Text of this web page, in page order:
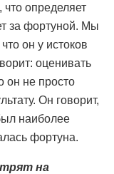
определяет
за фортуной. Мы
он у истоков
оценивать
он не просто
Он говорит,
наиболее
фортуна.
на